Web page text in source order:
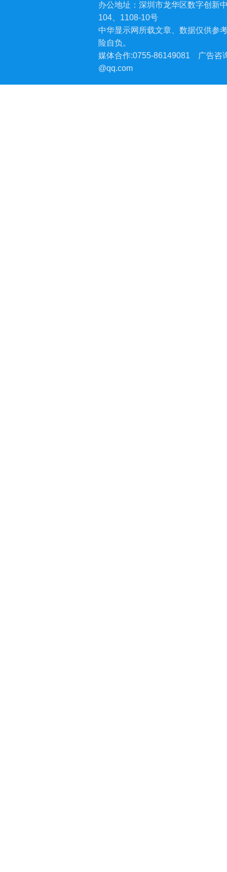
办公地址：深圳市龙华区数字创新
104、1108-10号
中华显示网所载文章、数据仅供参
险自负。
媒体合作:0755-86149081
广告咨
@qq.com